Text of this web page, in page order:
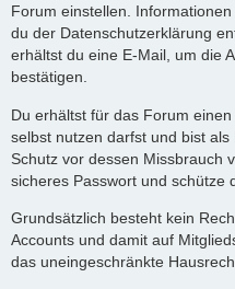
Forum einstellen.
du der Datenschutzerklärung
erhältst du eine E-Mail, um die
bestätigen.
Du erhältst für das Forum
selbst nutzen darfst und bist
Schutz vor dessen Missbrauch
sicheres Passwort und schütze
Grundsätzlich besteht kein
Accounts und damit auf
das uneingeschränkte